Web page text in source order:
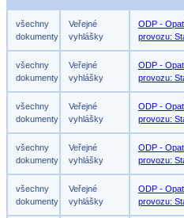
všechny
dokumenty
Veřejné
vyhlášky
ODP -
provozu:
všechny
dokumenty
Veřejné
vyhlášky
ODP -
provozu:
všechny
dokumenty
Veřejné
vyhlášky
ODP -
provozu:
všechny
dokumenty
Veřejné
vyhlášky
ODP -
provozu:
všechny
dokumenty
Veřejné
vyhlášky
ODP -
provozu: